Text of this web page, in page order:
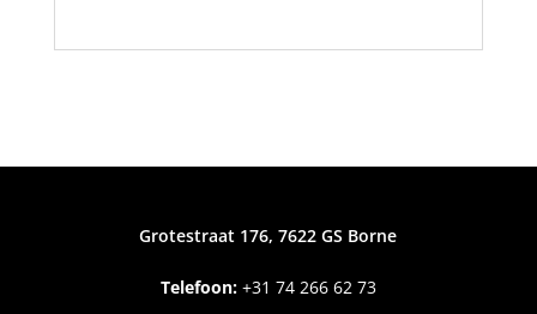
Grotestraat 176, 7622 GS Borne
Telefoon:+31 74 266 62 73